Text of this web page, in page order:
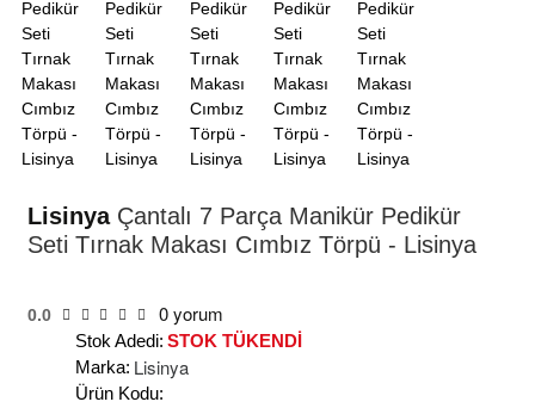
LisinyaÇantalı 7 Parça Manikür Pedikür
Seti Tırnak Makası Cımbız Törpü - Lisinya
0.0 0 yorum
Stok Adedi: STOK TÜKENDİ
Marka: Lisinya
Ürün Kodu: